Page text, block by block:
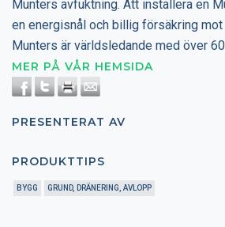
Munters avfuktning. Att installera en
en energisnål och billig försäkring
Munters är världsledande med över
MER PÅ VÅR HEMSIDA
PRESENTERAT AV
PRODUKTTIPS
BYGG GRUND, DRÄNERING, AVLOPP